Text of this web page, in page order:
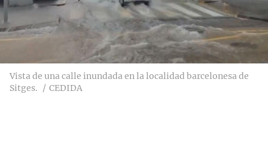
Vista de una calle inundada en la localidad barcelonesa de
Sitges.
CEDIDA